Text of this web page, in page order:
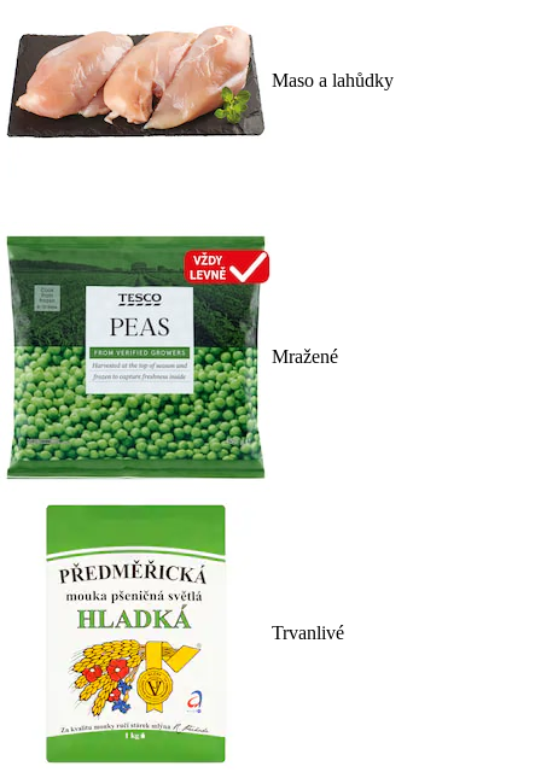
Maso a lahůdky
Mražené
Trvanlivé